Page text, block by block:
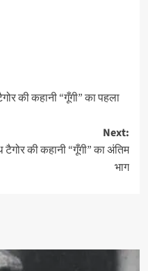
की कहानी “गूँगी” का पहला
Next:
टैगोर की कहानी “गूँगी” का अंतिम
भाग